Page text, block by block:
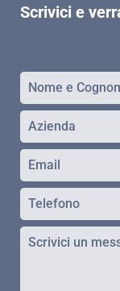
Scrivici e